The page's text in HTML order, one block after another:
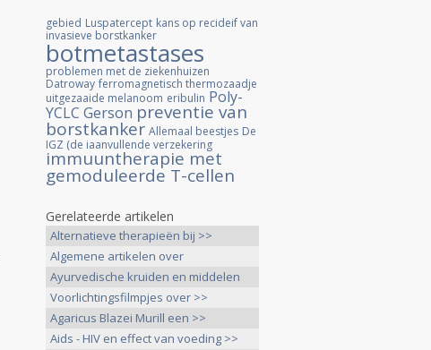
gebied Luspatercept kans op recideif van
invasieve borstkanker
botmetastases
problemen met de ziekenhuizen
Datroway ferromagnetisch thermozaadje
uitgezaaide melanoom eribulin Poly-
YCLC Gerson preventie van
borstkanker Allemaal beestjes De
IGZ (de iaanvullende verzekering
immuuntherapie met
gemoduleerde T-cellen
Gerelateerde artikelen
Alternatieve therapieën bij >>
Algemene artikelen over
complementaire >>
Ayurvedische kruiden en middelen
>>
Voorlichtingsfilmpjes over >>
Agaricus Blazei Murill een >>
Aids - HIV en effect van voeding >>